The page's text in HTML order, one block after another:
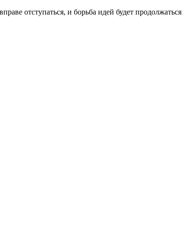
отступаться, и борьба идей будет